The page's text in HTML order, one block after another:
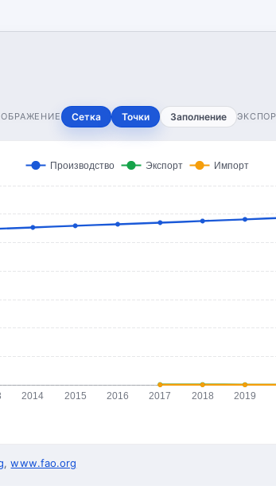
Сетка Точки Заполнение
2014 2015 2016 2017 2018 2019
Производство Экспорт Импорт
,www.fao.org